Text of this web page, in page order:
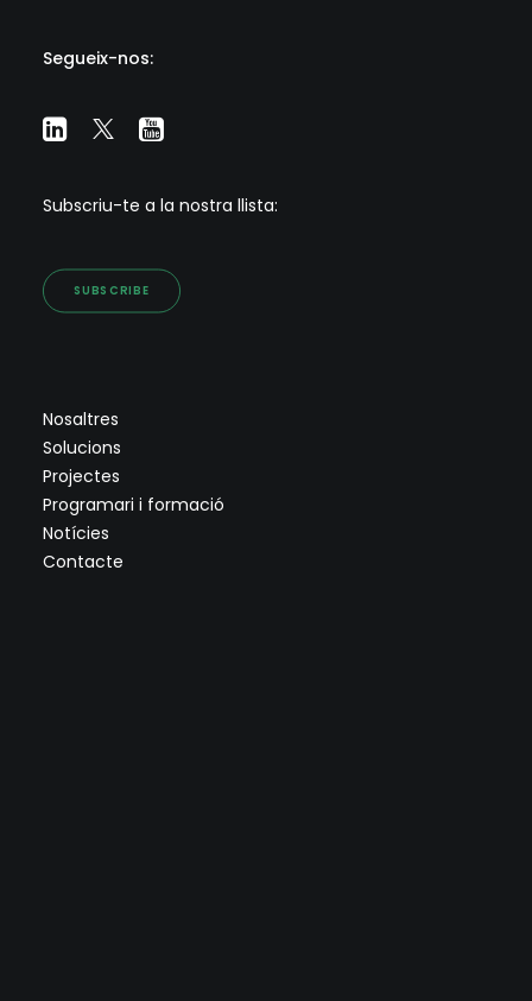
Segueix-nos:
Subscriu-te a la nostra llista:
SUBSCRIBE
Nosaltres
Solucions
Projectes
Programari i formació
Notícies
Contacte